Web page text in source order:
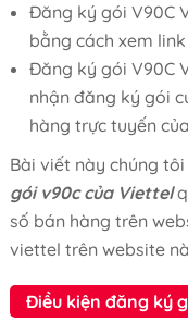
Đăng ký gói V90C
bằng cách xem
Đăng ký gói V90C
nhận đăng ký gói
hàng trực tuyến
Bài viết này chúng
gói v90c của Viettel
số bán hàng trên
viettel trên website
Điều kiện đăng ký